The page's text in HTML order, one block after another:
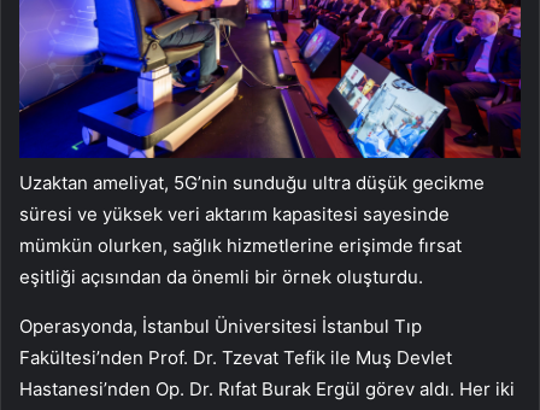
Uzaktan ameliyat, 5G’nin sunduğu ultra düşük gecikme
süresi ve yüksek veri aktarım kapasitesi sayesinde
mümkün olurken, sağlık hizmetlerine erişimde fırsat
eşitliği açısından da önemli bir örnek oluşturdu.
Operasyonda, İstanbul Üniversitesi İstanbul Tıp
Fakültesi’nden Prof. Dr. Tzevat Tefik ile Muş Devlet
Hastanesi’nden Op. Dr. Rıfat Burak Ergül görev aldı. Her iki